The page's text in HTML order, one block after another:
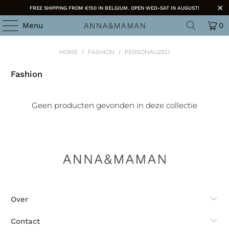
FREE SHIPPING FROM €150 IN BELGIUM. OPEN WED-SAT IN AUGUST!
Menu 0
HOME / FASHION / PERSONALIZED
Fashion
Geen producten gevonden in deze collectie
Over
Contact